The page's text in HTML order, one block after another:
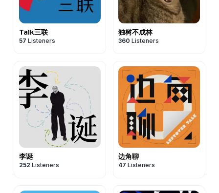
Talk三联
57 Listeners
独树不成林
360 Listeners
李诞
252 Listeners
边角聊
47 Listeners